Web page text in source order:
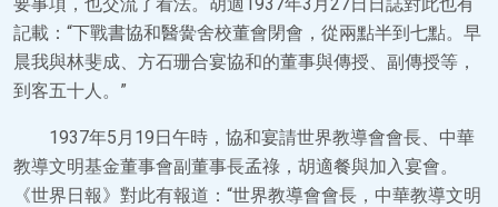
記載：“下戰書協和醫黌舍校董會閉會，從兩點半到七點。早
晨我與林斐成、方石珊合宴協和的董事與傳授、副傳授等，
到客五十人。”
1937年5月19日午時，協和宴請世界教導會會長、中華
教導文明基金董事會副董事長孟祿，胡適餐與加入宴會。
《世界日報》對此有報道：“世界教導會會長，中華教導文明